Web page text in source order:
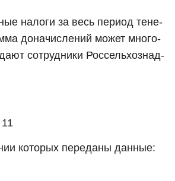
нало­ги за весь пери­од тене­
дона­чис­ле­ний может мно­го­
сотруд­ни­ки Рос­сель­хоз­над­
кото­рых пере­да­ны дан­ные: